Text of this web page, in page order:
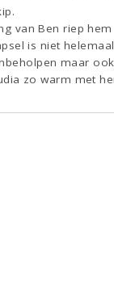
van Ben riep
is niet
maar
zo warm met